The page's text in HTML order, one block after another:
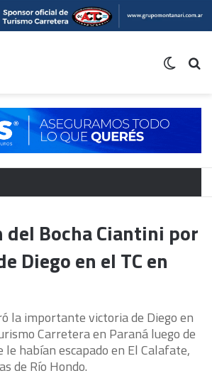
del Bocha Ciantini por
Diego en el TC en
la importante victoria de Diego en
Carretera en Paraná luego de
habían escapado en El Calafate,
de Río Hondo.